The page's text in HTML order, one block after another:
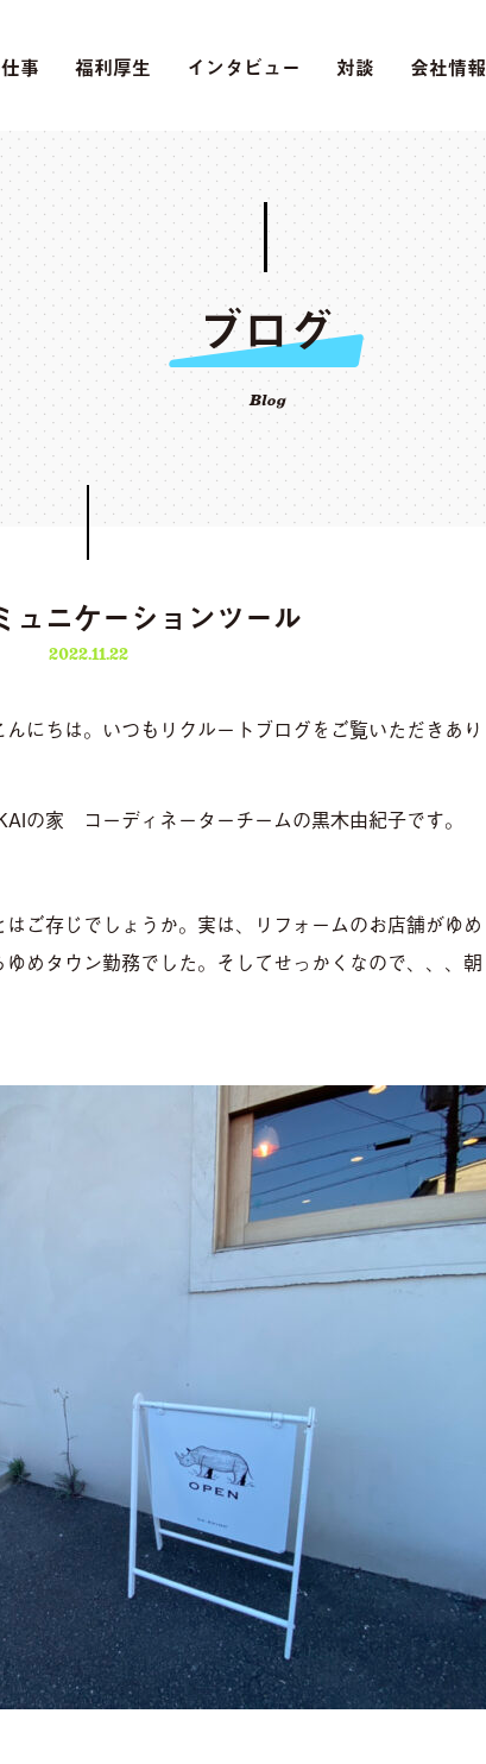
事 福利厚生 インタビュー 対談 会社情報
ブログ
Blog
ュニケーションツール
2022.11.22
にちは。いつもリクルートブログをご覧いただきあり
家 コーディネーターチームの黒木由紀子です。
ご存じでしょうか。実は、リフォームのお店舗がゆめ
めタウン勤務でした。そしてせっかくなので、、、朝